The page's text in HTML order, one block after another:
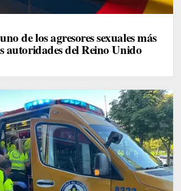
de los agresores sexuales más
autoridades del Reino Unido